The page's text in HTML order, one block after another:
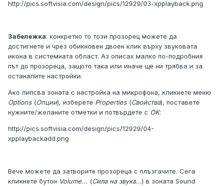
http://pics.softvisia.com/design/pics/12929/03-xpplayback.png
Забележка: конкретно то този прозорец можете да
достигнете и чрез обикновен двоен клик върху звуковата
икона в системната област. Аз описах малко по-подробния
път до прозореца, защото така или иначе ще ни трябва и за
останалите настройки.
Ако липсва зоната с настройка на микрофона, кликнете меню
Options(Опции), изберете Properties(Свойства), поставете
нужните/желаните отметки и потвърдете с OK:
http://pics.softvisia.com/design/pics/12929/04-
xpplaybackadd.png
Вече можете да затворите прозореца с плъзгачите. Сега
кликнете бутон Volume... (Сила на звука...) в зоната Sound